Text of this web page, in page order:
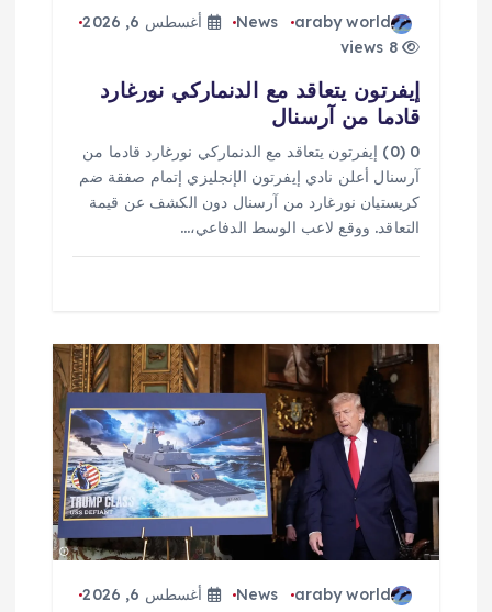
ت
araby world
News
أغسطس 6, 2026
8 views
إيفرتون يتعاقد مع الدنماركي نورغارد
قادما من آرسنال
0 (0) إيفرتون يتعاقد مع الدنماركي نورغارد قادما من
آرسنال أعلن نادي إيفرتون الإنجليزي إتمام صفقة ضم
كريستيان نورغارد من آرسنال دون الكشف عن قيمة
التعاقد. ووقع لاعب الوسط الدفاعي،…
araby world
News
أغسطس 6, 2026